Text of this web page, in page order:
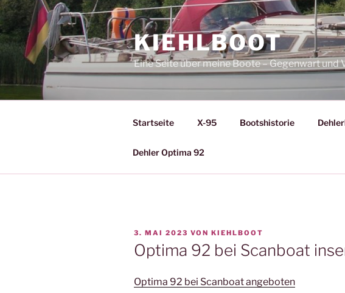
Zum
Inhalt
springen
KIEHLBOOT
Eine Seite über meine Boote – Gegenwart und
Startseite X-95 Bootshistorie
Dehler Optima 92
VERÖFFENTLICHT
AM
3. MAI 2023 VON KIEHLBOOT
Optima 92 bei Scanboat
Optima 92 bei Scanboat angeboten